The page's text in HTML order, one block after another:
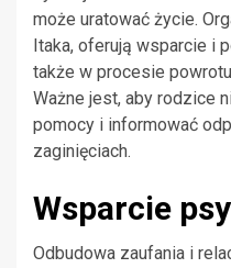
może uratować życie.
Itaka, oferują wsparcie i
także w procesie
Ważne jest, aby rodzice
pomocy i informować
zaginięciach.
Wsparcie
Odbudowa zaufania i